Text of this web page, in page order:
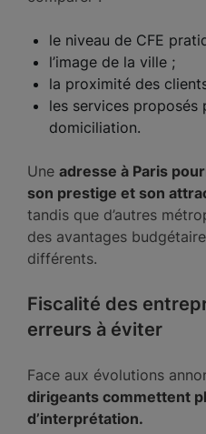
le niveau de CFE
l’image de la ville ;
la proximité des
les services proposés
domiciliation.
Une adresse à Paris
son prestige et son
tandis que d’autres
des avantages
différents.
Fiscalité des
erreurs à éviter
Face aux évolutions
dirigeants commettent
d’interprétation.